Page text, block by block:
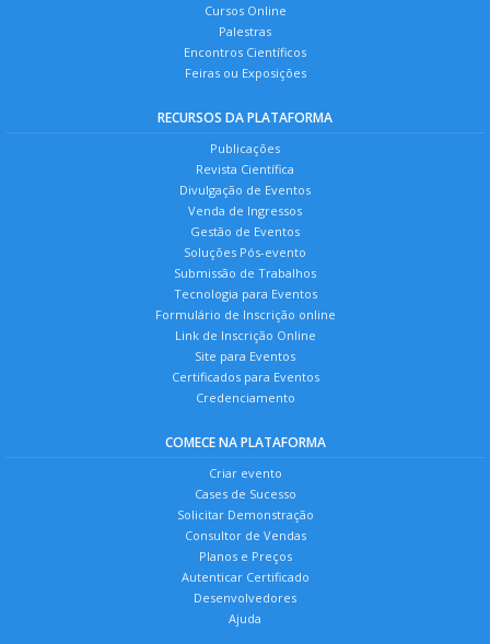
Cursos Online
Palestras
Encontros Científicos
Feiras ou Exposições
RECURSOS DA PLATAFORMA
Publicações
Revista Científica
Divulgação de Eventos
Venda de Ingressos
Gestão de Eventos
Soluções Pós-evento
Submissão de Trabalhos
Tecnologia para Eventos
Formulário de Inscrição online
Link de Inscrição Online
Site para Eventos
Certificados para Eventos
Credenciamento
COMECE NA PLATAFORMA
Criar evento
Cases de Sucesso
Solicitar Demonstração
Consultor de Vendas
Planos e Preços
Autenticar Certificado
Desenvolvedores
Ajuda